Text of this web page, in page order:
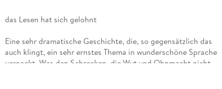
das Lesen hat sich gelohnt
Eine sehr dramatische Geschichte, die, so gegensätzlich das
auch klingt, ein sehr ernstes Thema in wunderschöne Sprache
verpackt. Was den Schrecken, die Wut und Ohnmacht nicht